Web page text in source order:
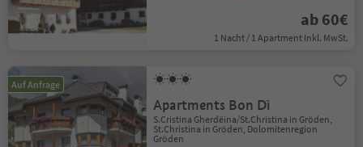
ab 60€
1 Nacht / 1 Apartment Inkl. MwSt.
Auf Anfrage
Apartments Bon Dì
S.Cristina Gherdëina/St.Christina in Gröden,
St.Christina in Gröden, Dolomitenregion
Gröden